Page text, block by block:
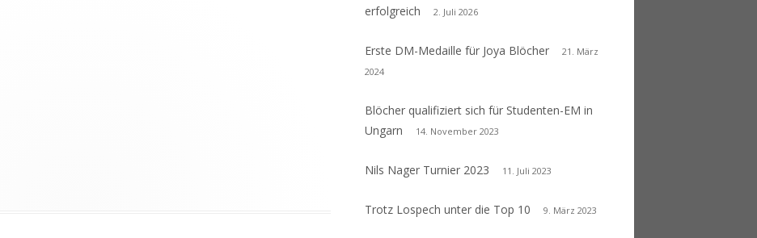
erfolgreich
2. Juli 2026
Erste DM-Medaille für Joya Blöcher
21. März
2024
Blöcher qualifiziert sich für Studenten-EM in
Ungarn
14. November 2023
Nils Nager Turnier 2023 11. Juli 2023
Trotz Lospech unter die Top 10 9. März 2023